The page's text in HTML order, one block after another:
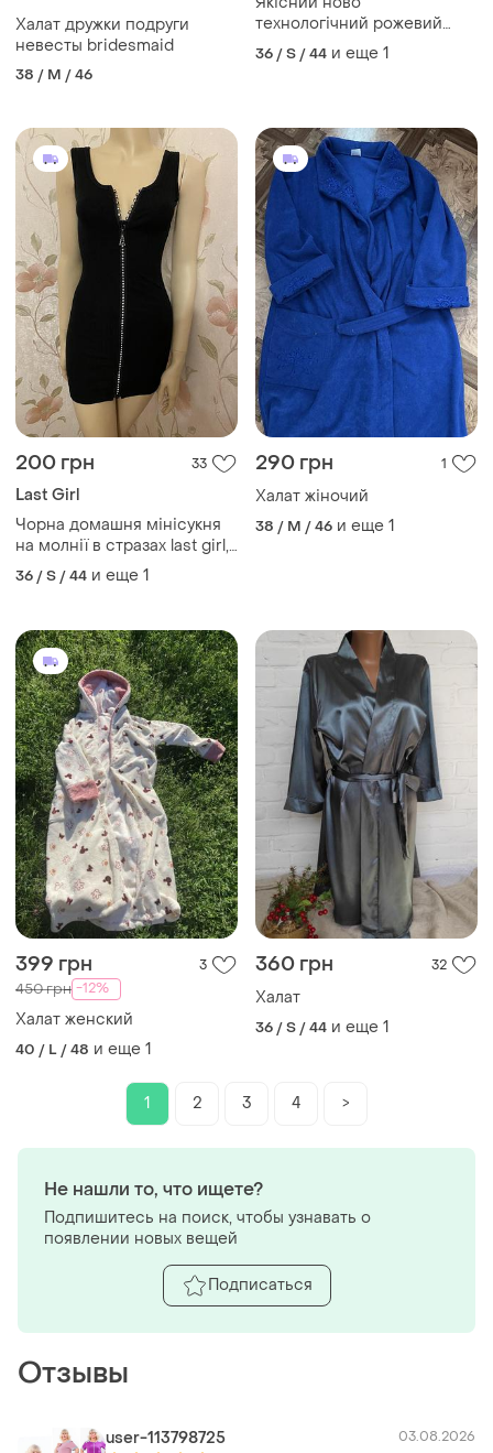
Халат дружки подруги
невесты bridesmaid
38 / M / 46
технологічний рожевий
бистро сохнущий
впитующий халат maddison
36 / S / 44 и еще 1
200 грн 33
Last Girl
Чорна домашня мінісукня
на молнії в стразах last girl,
xs-s.
36 / S / 44 и еще 1
290 грн 1
Халат жіночий
38 / M / 46 и еще 1
399 грн 3
450 грн -12%
Халат женский
40 / L / 48 и еще 1
360 грн 32
Халат
36 / S / 44 и еще 1
1 2 3 4 >
Отзывы
user-113798725 03.08.2026
Не нашли то, что ищете?
Подпишитесь на поиск, чтобы узнавать о
появлении новых вещей
Подписаться